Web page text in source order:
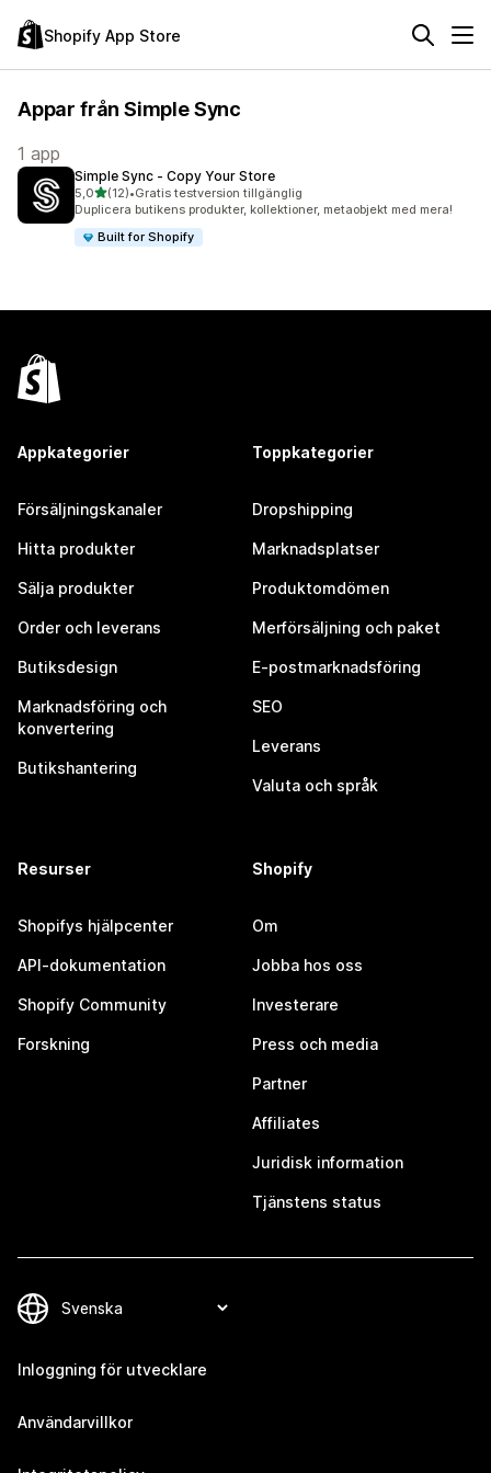
Shopify App Store
Appar från Simple Sync
1 app
Simple Sync ‑ Copy Your Store
5,0av 5 stjärnor
(12)
12 recensioner totalt
•Gratis testversion tillgänglig
Duplicera butikens produkter, kollektioner, metaobjekt med mera!
Built for Shopify
Appkategorier
Försäljningskanaler
Hitta produkter
Sälja produkter
Order och leverans
Butiksdesign
Marknadsföring och
konvertering
Butikshantering
Toppkategorier
Dropshipping
Marknadsplatser
Produktomdömen
Merförsäljning och paket
E-postmarknadsföring
SEO
Leverans
Valuta och språk
Resurser
Shopifys hjälpcenter
API-dokumentation
Shopify Community
Forskning
Shopify
Om
Jobba hos oss
Investerare
Press och media
Partner
Affiliates
Juridisk information
Tjänstens status
Inloggning för utvecklare
Användarvillkor